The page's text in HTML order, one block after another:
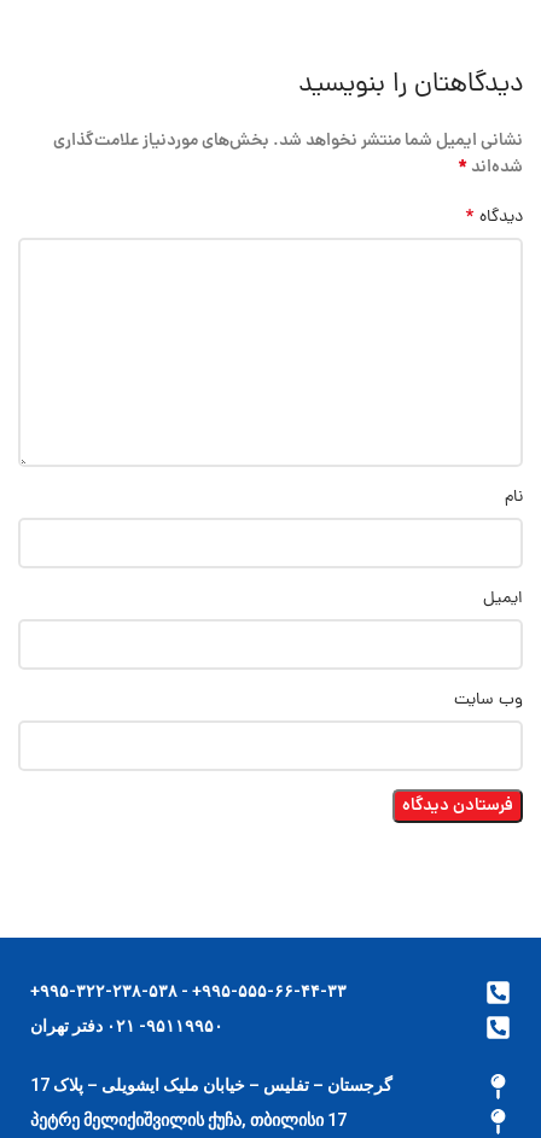
دیدگاهتان را بنویسید
نشانی ایمیل شما منتشر نخواهد شد. بخش‌های موردنیاز علامت‌گذاری
شده‌اند*
دیدگاه *
نام
ایمیل
وب‌ سایت
۹۹۵-۵۵۵-۶۶-۴۴-۳۳+ - ۹۹۵-۳۲۲-۲۳۸-۵۳۸+
۹۵۱۱۹۹۵۰- ۰۲۱ دفتر تهران
گرجستان – تفلیس – خیابان ملیک ایشویلی – پلاک 17
17 პეტრე მელიქიშვილის ქუჩა, თბილისი